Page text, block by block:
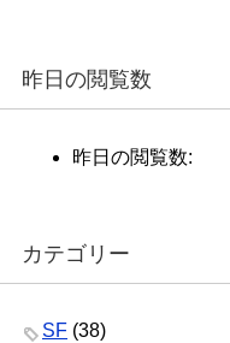
昨日の閲覧数
昨日の閲覧数:
カテゴリー
SF (38)